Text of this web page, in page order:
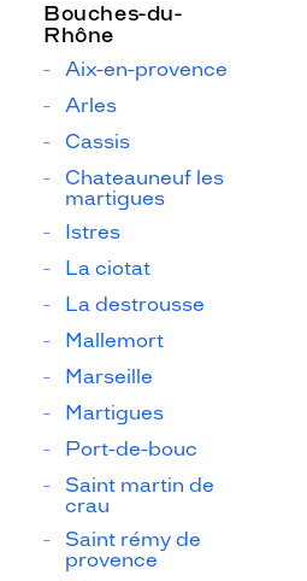
Bouches-du-
Rhône
Aix-en-provence
Arles
Cassis
Chateauneuf les
martigues
Istres
La ciotat
La destrousse
Mallemort
Marseille
Martigues
Port-de-bouc
Saint martin de
crau
Saint rémy de
provence